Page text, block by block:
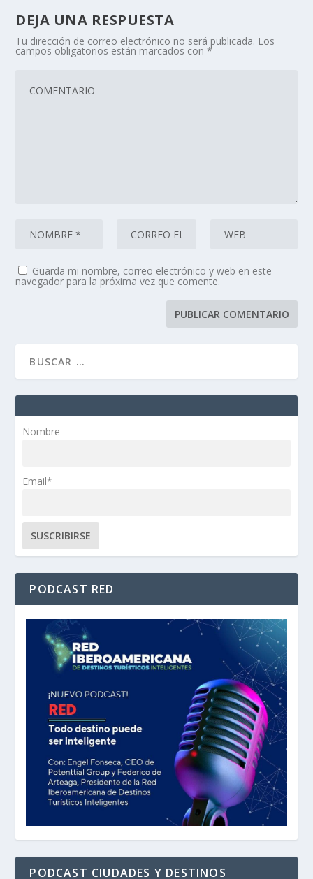
DEJA UNA RESPUESTA
Tu dirección de correo electrónico no será publicada. Los
campos obligatorios están marcados con*
Guarda mi nombre, correo electrónico y web en este
navegador para la próxima vez que comente.
Nombre
Email*
PODCAST RED
PODCAST CIUDADES Y DESTINOS